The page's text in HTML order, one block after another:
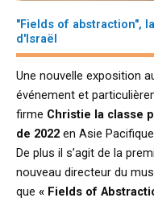
"Fields of abstraction",
d'Israël
Une nouvelle exposition
événement et
firme Christie la classe
de 2022 en Asie
De plus il s’agit de la
nouveau directeur du
que « Fields of